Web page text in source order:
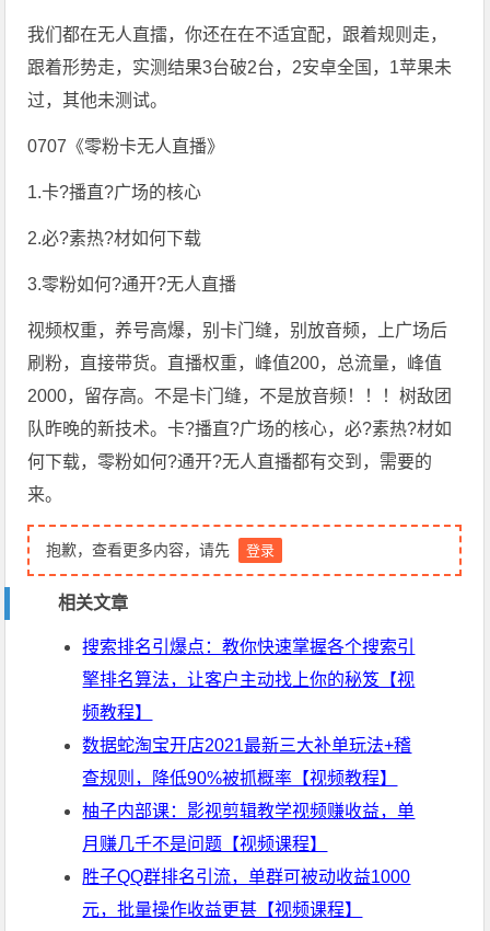
我们都在无人直擂，你还在在不适宜配，跟着规则走，
跟着形势走，实测结果3台破2台，2安卓全国，1苹果未
过，其他未测试。
0707《零粉卡无人直播》
1.卡?播直?广场的核心
2.必?素热?材如何下载
3.零粉如何?通开?无人直播
视频权重，养号高爆，别卡门缝，别放音频，上广场后
刷粉，直接带货。直播权重，峰值200，总流量，峰值
2000，留存高。不是卡门缝，不是放音频！！！树敌团
队昨晚的新技术。卡?播直?广场的核心，必?素热?材如
何下载，零粉如何?通开?无人直播都有交到，需要的
来。
抱歉，查看更多内容，请先 登录
相关文章
搜索排名引爆点：教你快速掌握各个搜索引
擎排名算法，让客户主动找上你的秘笈【视
频教程】
数据蛇淘宝开店2021最新三大补单玩法+稽
查规则，降低90%被抓概率【视频教程】
柚子内部课：影视剪辑教学视频赚收益，单
月赚几千不是问题【视频课程】
胜子QQ群排名引流，单群可被动收益1000
元，批量操作收益更甚【视频课程】